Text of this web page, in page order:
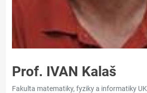
Prof. IVAN Kalaš
Fakulta matematiky, fyziky a informatiky UK